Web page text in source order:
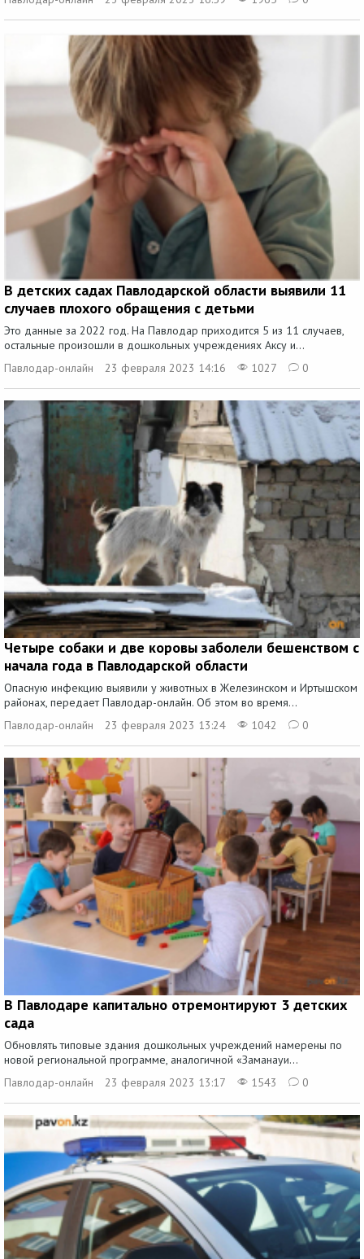
В детских садах Павлодарской области выявили 11
случаев плохого обращения с детьми
Это данные за 2022 год. На Павлодар приходится 5 из 11 случаев,
остальные произошли в дошкольных учреждениях Аксу и...
Павлодар-онлайн
23 февраля 2023 14:16 1027 0
Четыре собаки и две коровы заболели бешенством с
начала года в Павлодарской области
Опасную инфекцию выявили у животных в Железинском и Иртышском
районах, передает Павлодар-онлайн. Об этом во время...
Павлодар-онлайн
23 февраля 2023 13:24 1042 0
В Павлодаре капитально отремонтируют 3 детских
сада
Обновлять типовые здания дошкольных учреждений намерены по
новой региональной программе, аналогичной «Заманауи...
Павлодар-онлайн
23 февраля 2023 13:17 1543 0